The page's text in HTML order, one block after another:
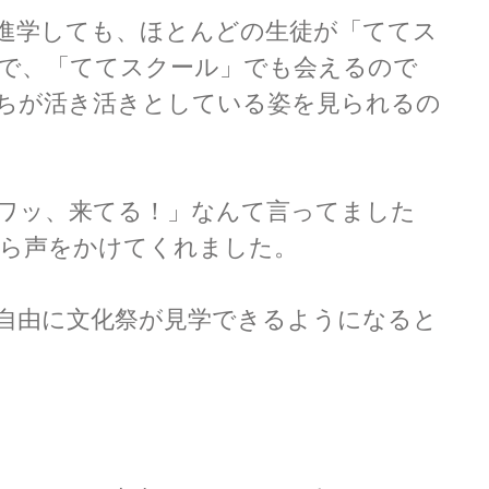
学しても、ほとんどの生徒が「ててス
、「ててスクール」でも会えるので
が活き活きとしている姿を見られるの
ッ、来てる！」なんて言ってました
声をかけてくれました。
由に文化祭が見学できるようになると